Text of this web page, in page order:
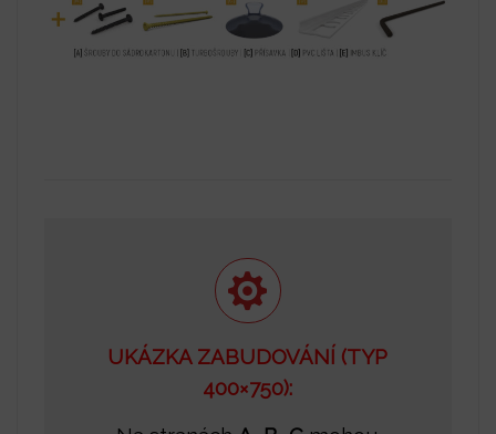
UKÁZKA ZABUDOVÁNÍ (TYP
400×750):